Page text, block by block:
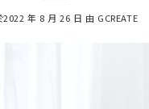
2022 年 8 月 26 日 由 GCREATE